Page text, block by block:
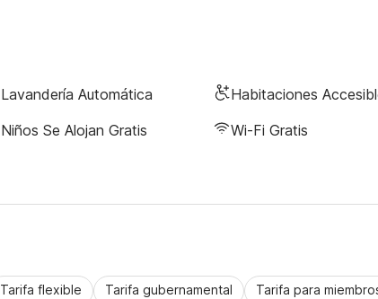
Lavandería Automática
Habitaciones
Niños Se Alojan Gratis Wi-Fi Gratis
Tarifa flexible Tarifa gubernamental Tarifa para